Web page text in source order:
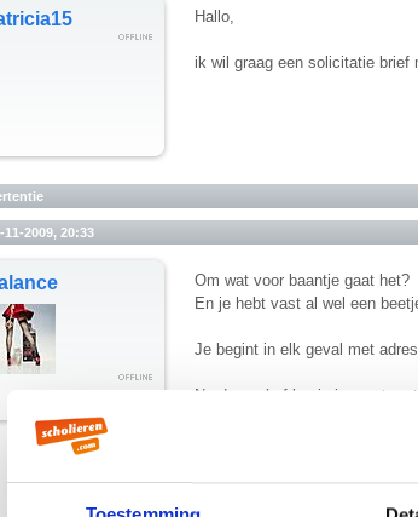
Hallo,
ik wil graag een solicitatie brief
11-2009, 20:33
Om wat voor baantje gaat het?
En je hebt vast al wel een
Je begint in elk geval met
Na de aanhef begin je eerst
handig om daarbij
dat je flexibel bent, beschrijf